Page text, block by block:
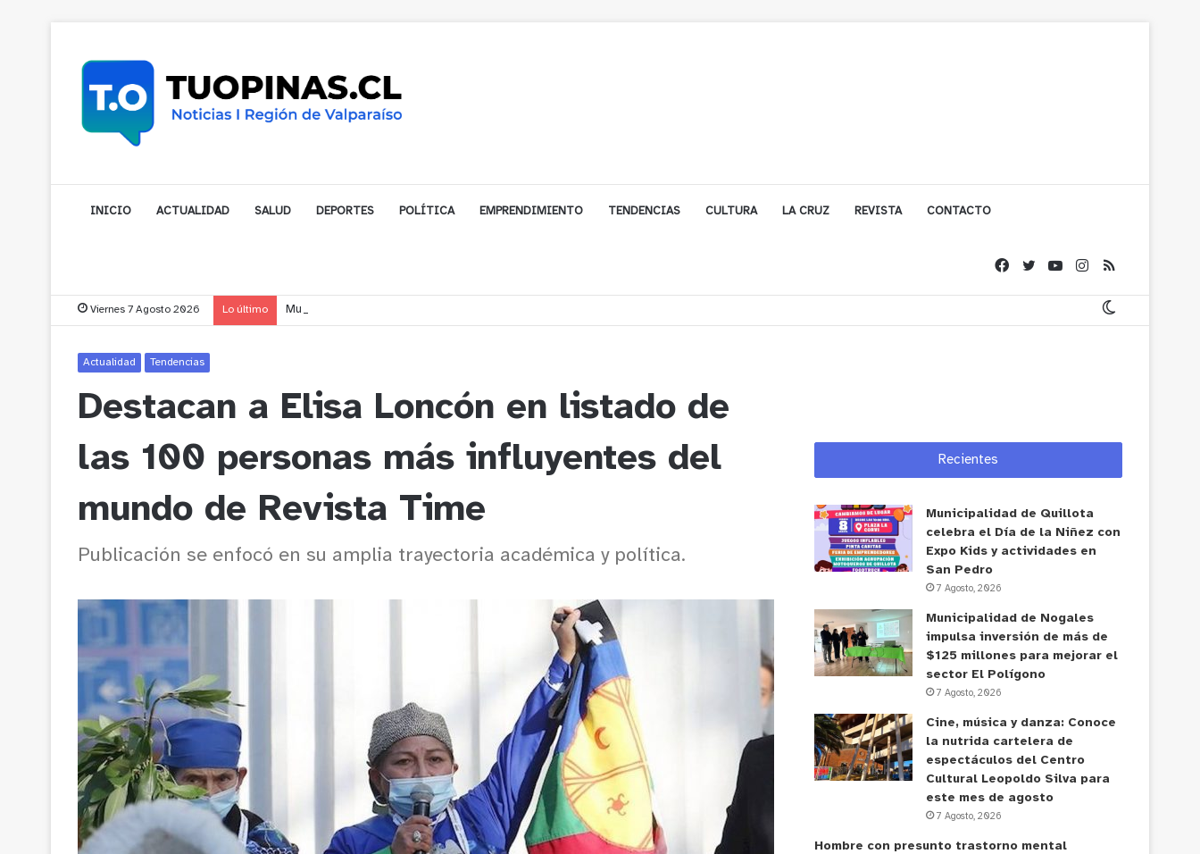
INICIO ACTUALIDAD SALUD DEPORTES POLÍTICA EMPRENDIMIENTO TENDENCIAS CULTURA LA CRUZ REVISTA CONTACTO
Viernes 7 Agosto 2026 Lo último Municipalidad de Nogales impulsa inversión de más de $125 millones para mejorar el sector El Polígono
Actualidad Tendencias
Destacan a Elisa Loncón en listado de
las 100 personas más influyentes del
mundo de Revista Time
Publicación se enfocó en su amplia trayectoria académica y política.
Recientes
Municipalidad de Quillota
celebra el Día de la Niñez con
Expo Kids y actividades en
San Pedro
7 Agosto, 2026
Municipalidad de Nogales
impulsa inversión de más de
$125 millones para mejorar el
sector El Polígono
7 Agosto, 2026
Cine, música y danza: Conoce
la nutrida cartelera de
espectáculos del Centro
Cultural Leopoldo Silva para
este mes de agosto
7 Agosto, 2026
Hombre con presunto trastorno mental